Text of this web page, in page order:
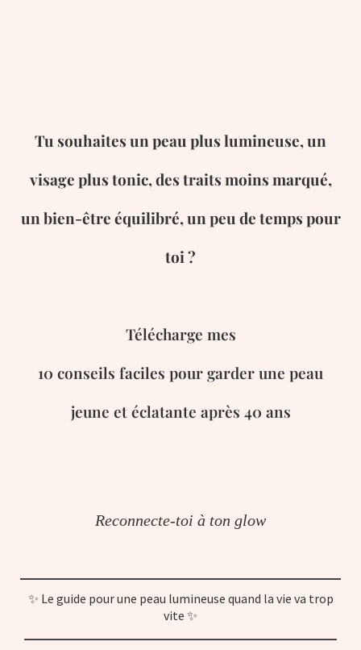
Tu souhaites un peau plus lumineuse, un
visage plus tonic, des traits moins marqué,
un bien-être équilibré, un peu de temps pour
toi ?
Télécharge mes
10 conseils faciles pour garder une peau
jeune et éclatante après 40 ans
Reconnecte-toi à ton glow
✨ Le guide pour une peau lumineuse quand la vie va trop
vite ✨